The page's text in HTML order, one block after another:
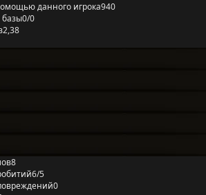
данного игрока940
базы0/0
2,38
8
6/5
0